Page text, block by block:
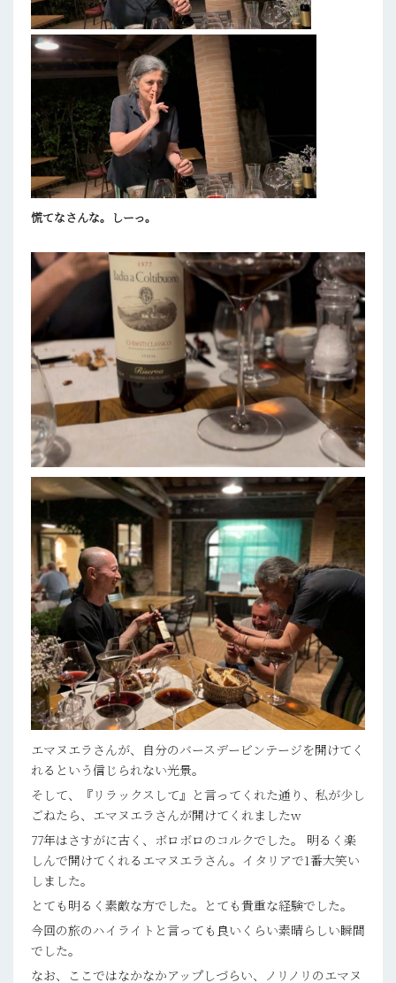
慌てなさんな。しーっ。
エマヌエラさんが、自分のバースデービンテージを開けてく
れるという信じられない光景。
そして、『リラックスして』と言ってくれた通り、私が少し
ごねたら、エマヌエラさんが開けてくれましたw
77年はさすがに古く、ボロボロのコルクでした。 明るく楽
しんで開けてくれるエマヌエラさん。イタリアで1番大笑い
しました。
とても明るく素敵な方でした。とても貴重な経験でした。
今回の旅のハイライトと言っても良いくらい素晴らしい瞬間
でした。
なお、ここではなかなかアップしづらい、ノリノリのエマヌ